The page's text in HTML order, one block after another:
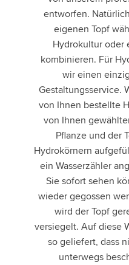
entworfen.
eigenen Topf
Hydrokultur oder
kombinieren. Für
wir einen
Gestaltungsservice.
von Ihnen bestellte
von Ihnen
Pflanze und der
Hydrokörnern
ein Wasserzähler
Sie sofort sehen
wieder gegossen
wird der Topf
versiegelt. Auf diese
so geliefert, dass
unterwegs